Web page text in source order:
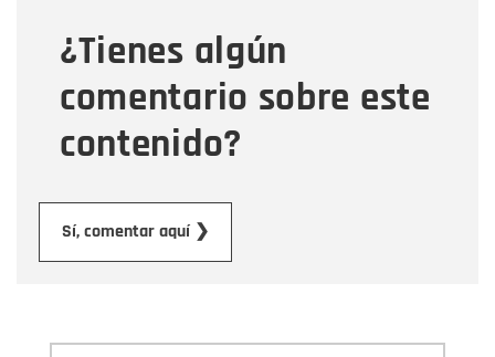
¿Tienes algún
comentario sobre este
contenido?
Sí, comentar aquí ❯
Mensaje